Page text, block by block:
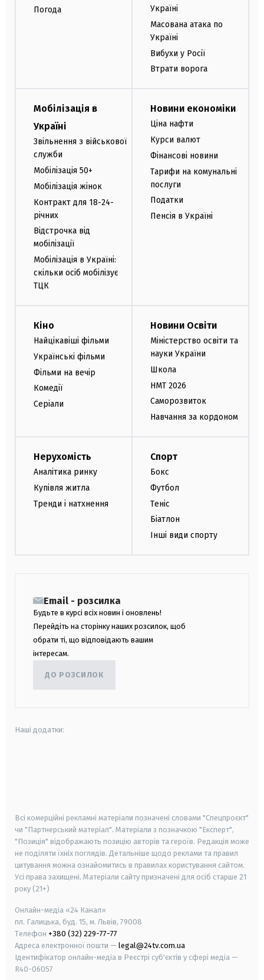
Погода
Україні
Масована атака по
Україні
Вибухи у Росії
Втрати ворога
Мобілізація в
Україні
Звільнення з військової
служби
Мобілізація 50+
Мобілізація жінок
Контракт для 18-24-
річних
Відстрочка від
мобілізації
Мобілізація в Україні:
скільки осіб мобілізує
ТЦК
Новини економіки
Ціна нафти
Курси валют
Фінансові новини
Тарифи на комунальні
послуги
Податки
Пенсія в Україні
Кіно
Найцікавіші фільми
Українські фільми
Фільми на вечір
Комедії
Серіали
Новини Освіти
Міністерство освіти та
науки України
Школа
НМТ 2026
Саморозвиток
Навчання за кордоном
Нерухомість
Аналітика ринку
Купівля житла
Тренди і натхнення
Спорт
Бокс
Футбол
Теніс
Біатлон
Інші види спорту
Email - розсилка
Будьте в курсі всіх новин і оновлень!
Перейдіть на сторінку наших розсилок, щоб
обрати ті, що відповідають вашим
інтересам.
ДО РОЗСИЛОК
Наші додатки:
Всі комерційні рекламні матеріали позначені словами "Спецпроєкт"
чи "Партнерський матеріал". Матеріали з позначкою "Експерт",
"Позиція" відображають позицію авторів та героїв. Редакція може
не поділяти їхніх поглядів. Детальніше щодо реклами та правил
цитування можна ознайомитись в правилах користування сайтом.
Усі права захищені. Матеріали сайту призначені для осіб старше 21
року (21+)
Онлайн-медіа «24 Канал»
пл. Галицька, буд. 15, м. Львів, 79008
Телефон +380 (32) 229-77-77
Адреса електронної пошти — legal@24tv.com.ua
Ідентифікатор онлайн-медіа в Реєстрі суб'єктів у сфері медіа —
R40-06057